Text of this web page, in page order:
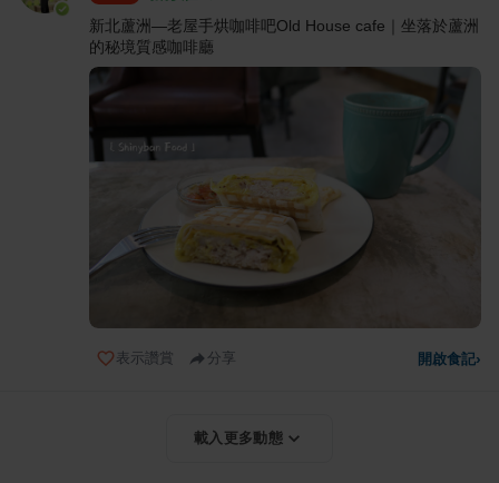
新北蘆洲—老屋手烘咖啡吧Old House cafe｜坐落於蘆洲
的秘境質感咖啡廳
表示讚賞 分享 開啟食記›
載入更多動態